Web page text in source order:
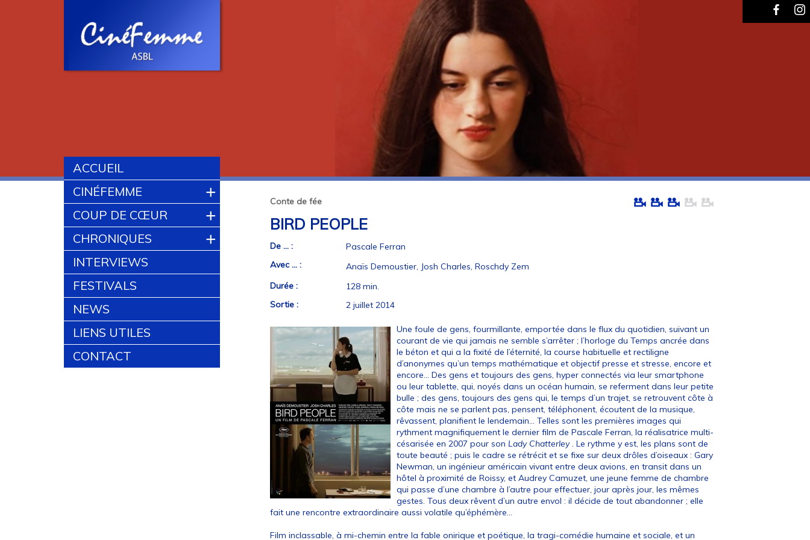
ACCUEIL
CINÉFEMME
+
COUP DE CŒUR +
CHRONIQUES +
INTERVIEWS
FESTIVALS
NEWS
LIENS UTILES
CONTACT
Conte de fée
BIRD PEOPLE
De ... :
Pascale Ferran
Avec ... :
Anaïs Demoustier, Josh Charles, Roschdy Zem
Durée :
128 min.
Sortie :
2 juillet 2014
Une foule de gens, fourmillante, emportée dans le flux du quotidien, suivant un
courant de vie qui jamais ne semble s’arrêter ; l’horloge du Temps ancrée dans
le béton et qui a la fixité de l’éternité, la course habituelle et rectiligne
d’anonymes qu’un temps mathématique et objectif presse et stresse, encore et
encore… Des gens et toujours des gens, hyper connectés via leur smartphone
ou leur tablette, qui, noyés dans un océan humain, se referment dans leur petite
bulle ; des gens, toujours des gens qui, le temps d’un trajet, se retrouvent côte à
côte mais ne se parlent pas, pensent, téléphonent, écoutent de la musique,
rêvassent, planifient le lendemain… Telles sont les premières images qui
rythment magnifiquement le dernier film de Pascale Ferran, la réalisatrice multi-
césarisée en 2007 pour son Lady Chatterley. Le rythme y est, les plans sont de
toute beauté ; puis le cadre se rétrécit et se fixe sur deux drôles d’oiseaux : Gary
Newman, un ingénieur américain vivant entre deux avions, en transit dans un
hôtel à proximité de Roissy, et Audrey Camuzet, une jeune femme de chambre
qui passe d’une chambre à l’autre pour effectuer, jour après jour, les mêmes
gestes. Tous deux rêvent d’un autre envol : il décide de tout abandonner ; elle
fait une rencontre extraordinaire aussi volatile qu’éphémère…
Film inclassable, à mi-chemin entre la fable onirique et poétique, la tragi-comédie humaine et sociale, et un